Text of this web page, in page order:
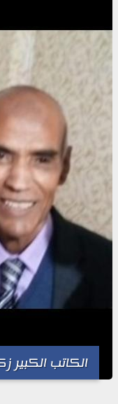
الكاتب الكبير